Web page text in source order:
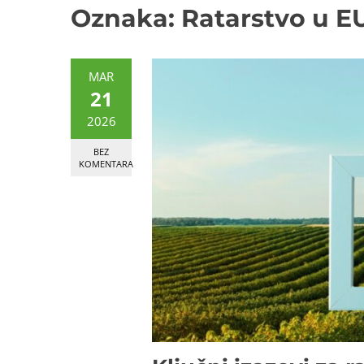
Oznaka: Ratarstvo u
MAR
21
2026
BEZ
KOMENTARA